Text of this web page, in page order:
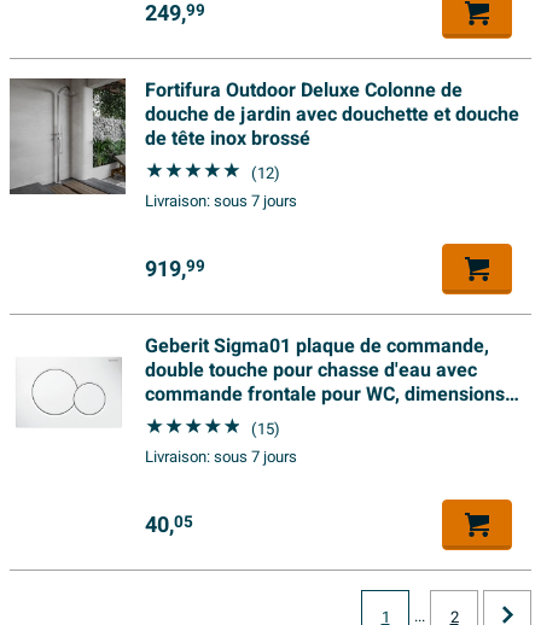
249,99
Fortifura Outdoor Deluxe Colonne de
douche de jardin avec douchette et douche
de tête inox brossé
(12)
Livraison:sous 7 jours
919,99
Geberit Sigma01 plaque de commande,
double touche pour chasse d'eau avec
commande frontale pour WC, dimensions
24,6 x 16,4 cm, blanc brillant
(15)
Livraison:sous 7 jours
40,05
1 ... 2